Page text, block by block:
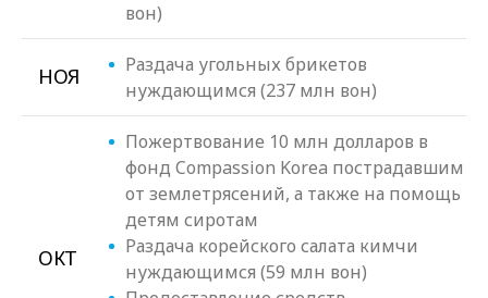
вон)
НОЯ
Раздача угольных брикетов
нуждающимся (237 млн вон)
ОКТ
Пожертвование 10 млн долларов в
фонд Compassion Korea пострадавшим
от землетрясений, а также на помощь
детям сиротам
Раздача корейского салата кимчи
нуждающимся (59 млн вон)